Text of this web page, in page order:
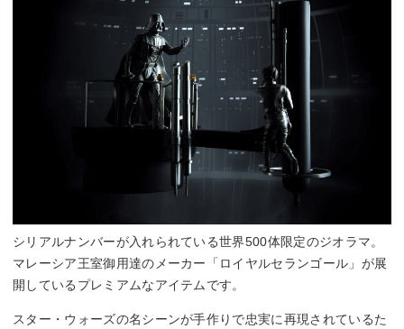
シリアルナンバーが入れられている世界500体限定のジオラマ。
マレーシア王室御用達のメーカー「ロイヤルセランゴール」が展
開しているプレミアムなアイテムです。
スター・ウォーズの名シーンが手作りで忠実に再現されているた